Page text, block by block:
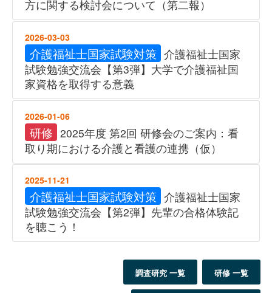
方に関する検討会について（第二報）
2026-03-03
介護福祉士国家試験対策 介護福祉士国家
試験勉強交流会【第3弾】大学で介護福祉国
家資格を取得する意義
2026-01-06
研修 2025年度 第2回 研修会のご案内：看
取り期における介護と看護の連携（仮）
2025-11-21
介護福祉士国家試験対策 介護福祉士国家
試験勉強交流会【第2弾】先輩の合格体験記
を聴こう！
調査研究 一覧 研修 一覧